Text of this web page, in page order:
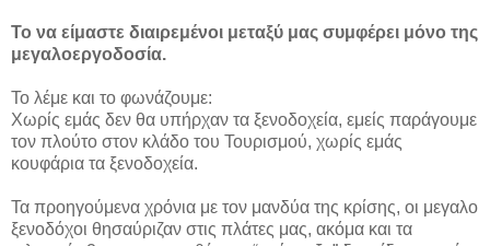
Το να είμαστε διαιρεμένοι μεταξύ μας συμφέρει μόνο της
μεγαλοεργοδοσία.
Το λέμε και το φωνάζουμε:
Χωρίς εμάς δεν θα υπήρχαν τα ξενοδοχεία, εμείς παράγουμε
τον πλούτο στον κλάδο του Τουρισμού, χωρίς εμάς
κουφάρια τα ξενοδοχεία.
Τα προηγούμενα χρόνια με τον μανδύα της κρίσης, οι μεγαλο
ξενοδόχοι θησαύριζαν στις πλάτες μας, ακόμα και τα